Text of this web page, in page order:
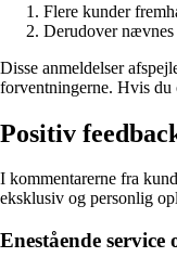
Flere kunder
Derudover nævnes
Disse anmeldelser
forventningerne. Hvis du
Positiv
I kommentarerne fra
eksklusiv og personlig
Enestående